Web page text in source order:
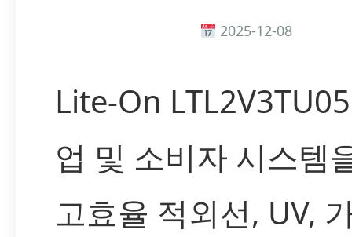
2025-12-08
Lite-On
업 및 소비자 시스템
고효율 적외선, UV,